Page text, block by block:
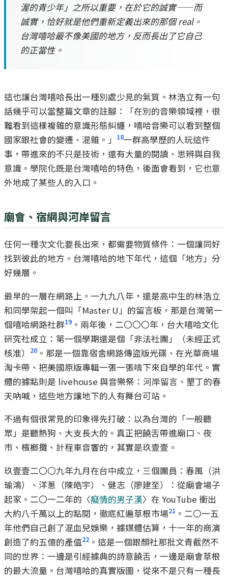
渥的青少年」之所以重要，在於它的誠實——而
誠實，恰好就是他們重新定義出來的那個 real。
台灣嘻哈最不像美國的地方，反而長出了它自己
的正當性。
這也讓台灣嘻哈長出一種別處少見的氣質。林浩立有一句
話幾乎可以當整篇文章的註腳：「在別的音樂領域裡，很
難看到這樣複雜的意識形態糾纏，嘻哈音樂可以看到整個
國家跟社會的變遷、混雜。」
18一群高學歷的人玩這件
事，帶進來的不只是技術，還有大量的閱讀、思辨與自我
意識。學院化既是台灣嘻哈的特色，後面會看到，它也意
外地成了某些人的入口。
廟會、宿網與河岸留言
任何一種次文化要長出來，都需要物質條件：一個讓同好
找到彼此的地方。台灣嘻哈的地下年代，這個「地方」分
好幾層。
最早的一層在網路上。一九九八年，還是高中生的林浩立
和同學架起一個叫「Master U」的留言板，那是台灣第一
個嘻哈網路社群19 。兩年後，二〇〇〇年，台大嘻哈文化
研究社成立：第一個學期還是個「非法社團」（未經正式
核准）
20 。那是一個靠宿舍網路傳盜版光碟、在光華商場
淘卡帶、把美國原版專輯一張一張啃下來自學的年代。實
體的據點則是 livehouse 與音樂祭：河岸留言、墾丁的春
天吶喊，這些地方讓地下的人有舞台可站。
不過有個很常見的印象得先打破：以為台灣的「一般聽
眾」是聽熱狗、大支長大的。真正把饒舌帶進廟口、夜
市、檳榔攤、計程車音響的，其實是玖壹壹。
玖壹壹二〇〇九年九月在台中成立，三個團員：春風（洪
瑜鴻）、洋蔥（陳皓宇）、健志（廖建至）：從廟會場子
起家。二〇一二年的〈癡情的男子漢〉在 YouTube 衝出
大約八千萬以上的點閱，徹底紅遍草根市場21 。二〇一五
年他們自己創了混血兒娛樂，據媒體估算，十一年的商演
創造了約五億的產值22 。這是一個跟顏社那批文青截然不
同的世界：一邊是引經據典的詩意饒舌，一邊是廟會草根
的最大流量。台灣嘻哈的真實版圖，從來不是只有一種長